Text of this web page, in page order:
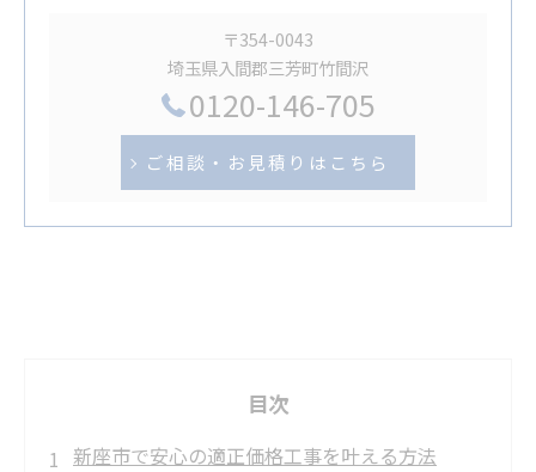
〒354-0043
埼玉県入間郡三芳町竹間沢
0120-146-705
ご相談・お見積りはこちら
目次
新座市で安心の適正価格工事を叶える方法